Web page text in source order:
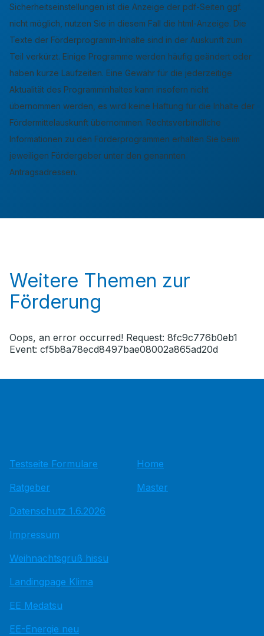
Sicherheitseinstellungen ist die Anzeige der pdf-Seiten ggf.
nicht möglich, nutzen Sie in diesem Fall die html-Anzeige. Die
Texte der Förderprogramm-Inhalte sind in der Auskunft zum
Teil verkürzt. Einige Programme werden häufig geändert oder
haben kurze Laufzeiten. Eine Gewähr für die jederzeitige
Aktualität des Programminhaltes kann insofern nicht
übernommen werden, es wird keine Haftung für die Inhalte der
Fördermittelauskunft übernommen. Rechtsverbindliche
Informationen zu den Förderprogrammen erhalten Sie beim
jeweiligen Fördergeber unter den genannten
Antragsadressen.
Weitere Themen zur
Förderung
Oops, an error occurred! Request: 8fc9c776b0eb1
Event: cf5b8a78ecd8497bae08002a865ad20d
Testseite Formulare
Ratgeber
Datenschutz 1.6.2026
Impressum
Weihnachtsgruß hissu
Landingpage Klima
EE Medatsu
EE-Energie neu
Home
Master